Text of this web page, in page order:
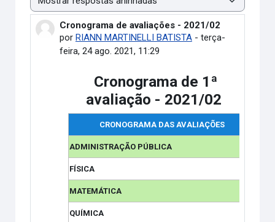
Modo de visualização
Cronograma de avaliações - 2021/02
por RIANN MARTINELLI BATISTA- terça-
feira, 24 ago. 2021, 11:29
Número de respostas: 0
Cronograma de 1ª
avaliação - 2021/02
CRONOGRAMA DAS AVALIAÇÕES
ADMINISTRAÇÃO PÚBLICA
FÍSICA
MATEMÁTICA
QUÍMICA